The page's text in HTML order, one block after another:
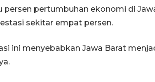
persen pertumbuhan ekonomi di
sekitar empat persen.
ini menyebabkan Jawa Barat